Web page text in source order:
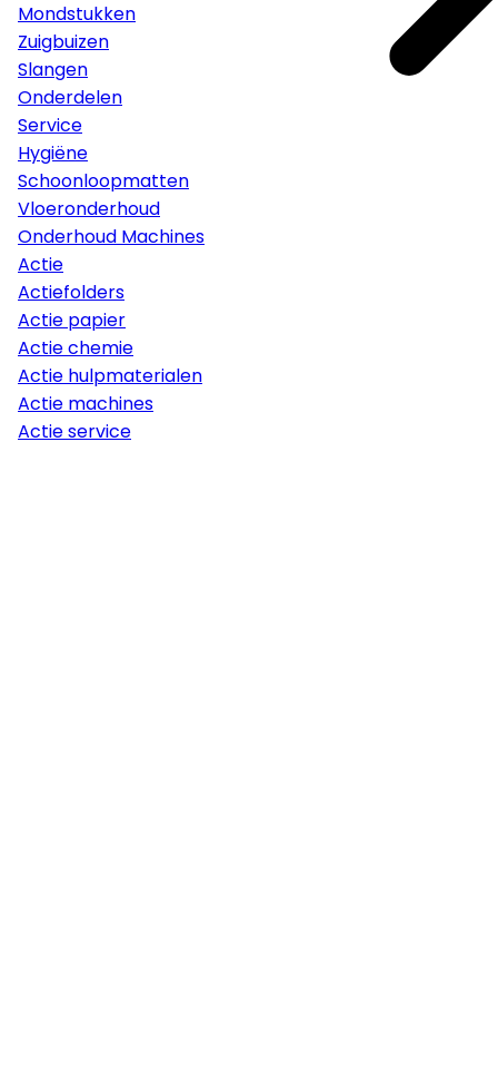
Mondstukken
Zuigbuizen
Slangen
Onderdelen
Service
Hygiëne
Schoonloopmatten
Vloeronderhoud
Onderhoud Machines
Actie
Actiefolders
Actie papier
Actie chemie
Actie hulpmaterialen
Actie machines
Actie service